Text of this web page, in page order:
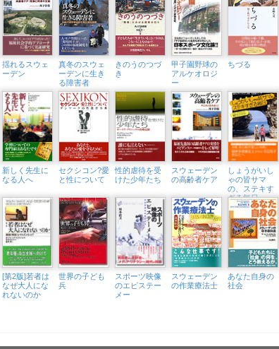
揺れるスウェ
ーデン
真冬のスウェ
ーデンに生き
る障害者
きのうのつづ
き
甲子園野球の
アルケオロジ
ー
ちづる
新しく先生に
なる人へ
セクシコン?愛
と性について
性的虐待を受
けた少年たち
スウェーデン
の高齢者ケア
しょうがいし
ゃの皆サマ
の、ステキす
ぎる毎日
[第2版]若者は
なぜ大人にな
れないのか
世界の子ども
兵
スポーツ映像
のエピステー
メー
スウェーデン
の作業療法士
あなた自身の
社会